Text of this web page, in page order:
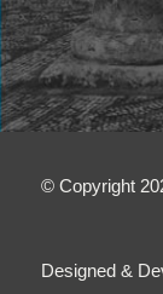
© Copyright
Designed &